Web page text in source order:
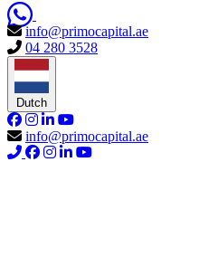
info@primocapital.ae
04 280 3528
Dutch
info@primocapital.ae